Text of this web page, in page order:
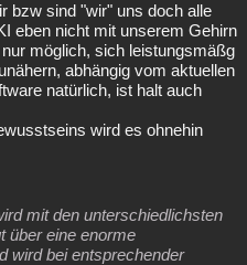
bzw sind "wir" uns doch alle
eben nicht mit unserem Gehirn
möglich, sich leistungsmäßg
abhängig vom aktuellen
natürlich, ist halt auch
wird es ohnehin
mit den unterschiedlichsten
über eine enorme
wird bei entsprechender